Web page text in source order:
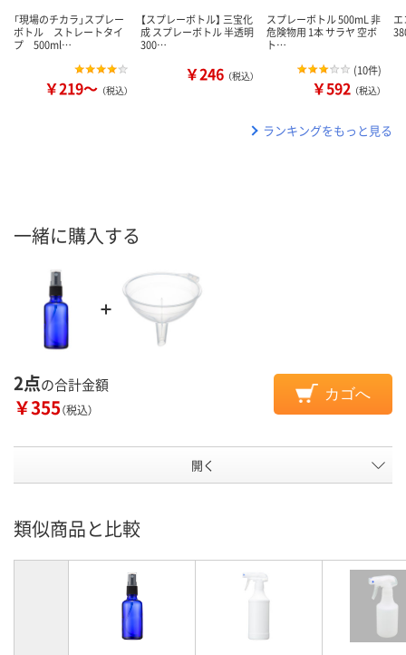
「現場のチカラ」スプレー
ボトル ストレートタイ
プ 500ml…
￥219～ （税込）
【スプレーボトル】 三宝化
成 スプレーボトル 半透明
300…
￥246 （税込）
スプレーボトル 500mL 非
危険物用 1本 サラヤ 空ボ
ト…
(10件)
￥592 （税込）
ランキングをもっと見る
一緒に購入する
2点の合計金額
￥355（税込）
カゴへ
開く
類似商品と比較